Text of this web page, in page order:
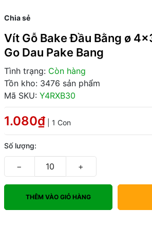
Chia sẻ
Vít Gỗ Bake Đầu Bằng ø
Go Dau Pake Bang
Tình trạng: Còn hàng
Tồn kho: 3476 sản phẩm
Mã SKU: Y4RXB30
1.080₫ | 1 Con
Số lượng:
− +
THÊM VÀO GIỎ HÀNG